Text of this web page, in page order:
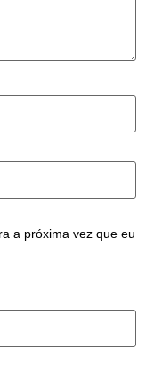
a próxima vez que eu